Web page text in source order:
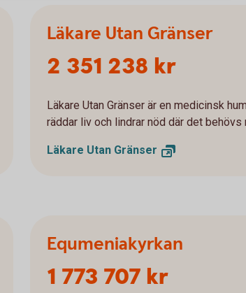
Läkare Utan Gränser
2 351 238 kr
Läkare Utan Gränser är en medicinsk
räddar liv och lindrar nöd där det behövs
Läkare Utan Gränser
Equmeniakyrkan
1 773 707 kr